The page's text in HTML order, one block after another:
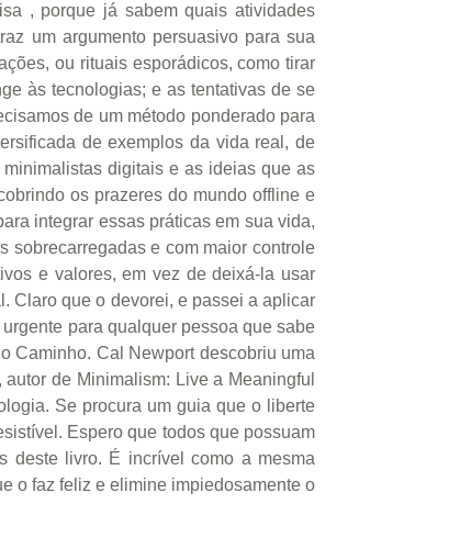
, porque já sabem quais atividades
um argumento persuasivo para sua
ou rituais esporádicos, como tirar
às tecnologias; e as tentativas de se
de um método ponderado para
de exemplos da vida real, de
digitais e as ideias que as
os prazeres do mundo offline e
integrar essas práticas em sua vida,
sobrecarregadas e com maior controle
e valores, em vez de deixá-la usar
Claro que o devorei, e passei a aplicar
para qualquer pessoa que sabe
Caminho. Cal Newport descobriu uma
de Minimalism: Live a Meaningful
Se procura um guia que o liberte
Espero que todos que possuam
deste livro. É incrível como a mesma
o faz feliz e elimine impiedosamente o